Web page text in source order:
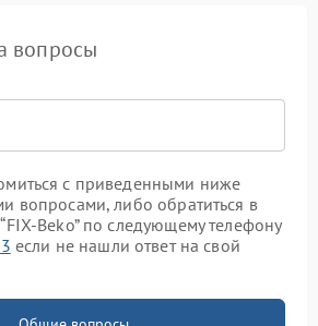
вопросы
с приведенными ниже
вопросами, либо обратиться в
Beko” по следующему телефону
если не нашли ответ на свой